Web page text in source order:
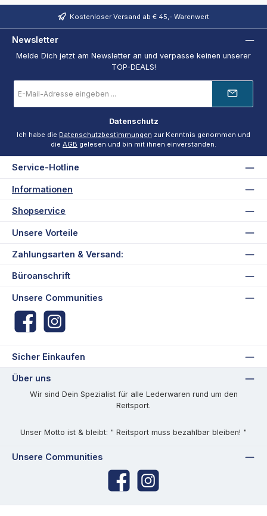
Kostenloser Versand ab € 45,- Warenwert
Newsletter
Melde Dich jetzt am Newsletter an und verpasse keinen unserer
TOP-DEALS!
Mail-
Adresse
Datenschutz
Ich habe die Datenschutzbestimmungen zur Kenntnis genommen und
die AGB gelesen und bin mit ihnen einverstanden.
Service-Hotline
Informationen
Shopservice
Unsere Vorteile
Unsere Communities
FacebookInstagram
Zahlungsarten & Versand:
Büroanschrift
Sicher Einkaufen
Über uns
Wir sind Dein Spezialist für alle Lederwaren rund um den
Reitsport.
Unser Motto ist & bleibt: " Reitsport muss bezahlbar bleiben! "
Unsere Communities
FacebookInstagram